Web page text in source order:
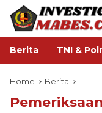
Berita TNI &
Home Berita